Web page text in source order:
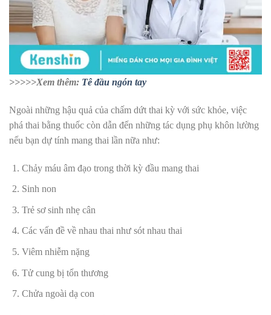
>>>>>Xem thêm: Tê đầu ngón tay
Ngoài những hậu quả của chấm dứt thai kỳ với sức khỏe, việc
phá thai bằng thuốc còn dẫn đến những tác dụng phụ khôn lường
nếu bạn dự tính mang thai lần nữa như:
Chảy máu âm đạo trong thời kỳ đầu mang thai
Sinh non
Trẻ sơ sinh nhẹ cân
Các vấn đề về nhau thai như sót nhau thai
Viêm nhiễm nặng
Tử cung bị tổn thương
Chửa ngoài dạ con